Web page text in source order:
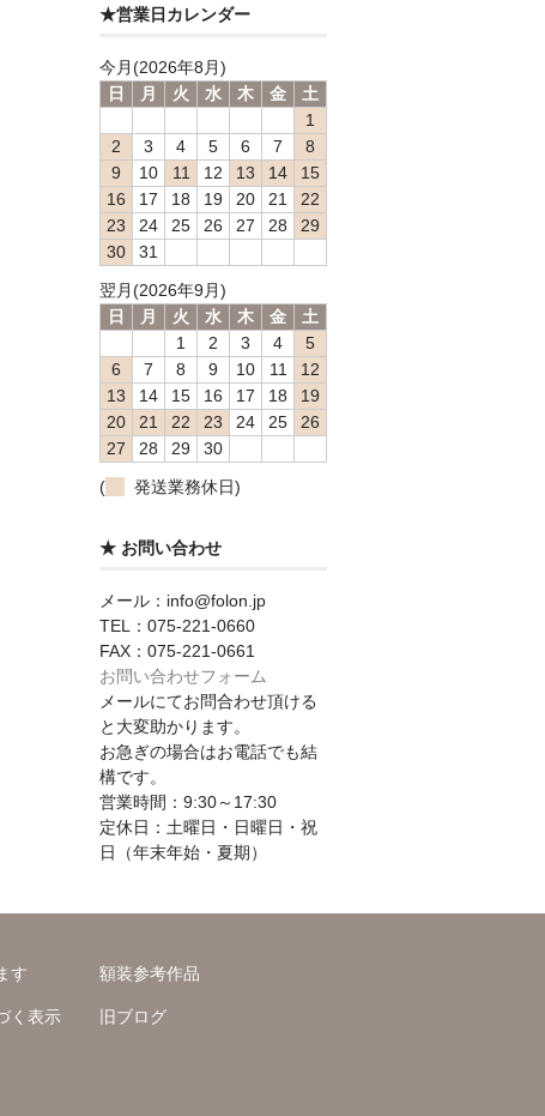
★営業日カレンダー
今月(2026年8月)
日
月 火 水 木 金
土
1
2
3 4 5 6 7
8
9
10 11 12 13 14
15
16
17 18 19 20 21
22
23
24 25 26 27 28
29
30
31
翌月(2026年9月)
日
月 火 水 木 金
土
1
2 3 4
5
6
7 8 9 10 11
12
13
14 15 16 17 18
19
20
21 22 23 24 25
26
27
28 29
30
(
発送業務休日)
★ お問い合わせ
メール：info@folon.jp
TEL：075-221-0660
FAX：075-221-0661
お問い合わせフォーム
メールにてお問合わせ頂ける
と大変助かります。
お急ぎの場合はお電話でも結
構です。
営業時間：9:30～17:30
定休日：土曜日・日曜日・祝
日（年末年始・夏期）
す 額装参考作品
く表示 旧ブログ